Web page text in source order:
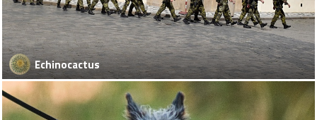
Echinocactus